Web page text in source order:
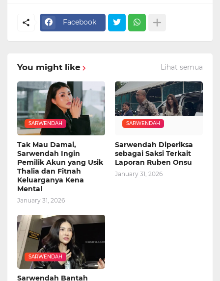
Facebook
You might like Lihat semua
SARWENDAH
Tak Mau Damai,
Sarwendah Ingin
Pemilik Akun yang Usik
Thalia dan Fitnah
Keluarganya Kena
Mental
January 31, 2026
SARWENDAH
Sarwendah Diperiksa
sebagai Saksi Terkait
Laporan Ruben Onsu
January 31, 2026
SARWENDAH
Sarwendah Bantah